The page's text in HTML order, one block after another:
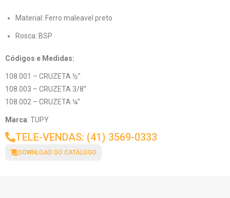
Material: Ferro maleavel preto
Rosca: BSP
Códigos e Medidas:
108.001 – CRUZETA ½”
108.003 – CRUZETA 3/8”
108.002 – CRUZETA ¼”
Marca: TUPY
TELE-VENDAS: (41) 3569-0333
DOWNLOAD DO CATÁLOGO